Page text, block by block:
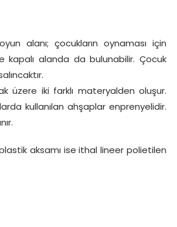
alanı; çocukların oynaması için
kapalı alanda da bulunabilir. Çocuk
üzere iki farklı materyalden oluşur.
kullanılan ahşaplar enprenyelidir.
aksamı ise ithal lineer polietilen